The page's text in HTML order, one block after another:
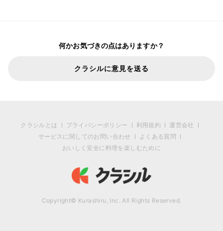
何かお気づきの点はありますか？
クラシルに意見を送る
クラシルとは プライバシーポリシー 利用規約
運営会社
サービスに関してのお問い合わせ
よくある質問
おいしく安全に料理を楽しむために
Copyright© Kurashiru, Inc. All Rights Reserved.